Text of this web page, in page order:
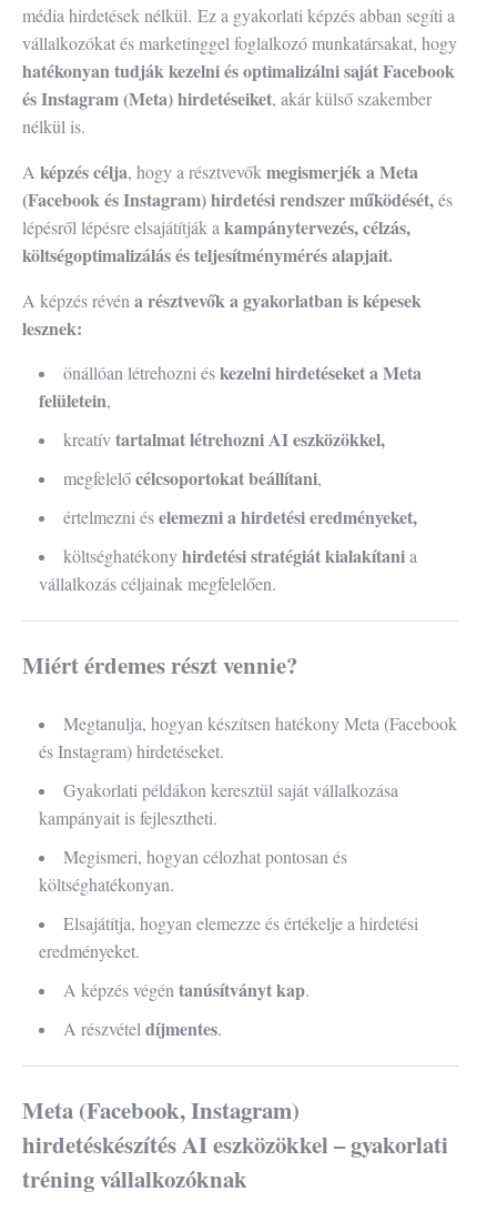
média hirdetések nélkül. Ez a gyakorlati képzés abban segíti a
vállalkozókat és marketinggel foglalkozó munkatársakat, hogy
hatékonyan tudják kezelni és optimalizálni saját Facebook
és Instagram (Meta) hirdetéseiket, akár külső szakember
nélkül is.
A képzés célja, hogy a résztvevőkmegismerjék a Meta
(Facebook és Instagram) hirdetési rendszer működését,és
lépésről lépésre elsajátítják a kampánytervezés, célzás,
költségoptimalizálás és teljesítménymérés alapjait.
A képzés révén a résztvevők a gyakorlatban is képesek
lesznek:
önállóan létrehozni éskezelni hirdetéseket a Meta
felületein,
kreatívtartalmat létrehozni AI eszközökkel,
megfelelőcélcsoportokat beállítani,
értelmezni éselemezni a hirdetési eredményeket,
költséghatékonyhirdetési stratégiát kialakítania
vállalkozás céljainak megfelelően.
Miért érdemes részt vennie?
Megtanulja, hogyan készítsen hatékony Meta (Facebook
és Instagram) hirdetéseket.
Gyakorlati példákon keresztül saját vállalkozása
kampányait is fejlesztheti.
Megismeri, hogyan célozhat pontosan és
költséghatékonyan.
Elsajátítja, hogyan elemezze és értékelje a hirdetési
eredményeket.
A képzés végéntanúsítványt kap.
A részvételdíjmentes.
Meta (Facebook, Instagram)
hirdetéskészítés AI eszközökkel – gyakorlati
tréning vállalkozóknak